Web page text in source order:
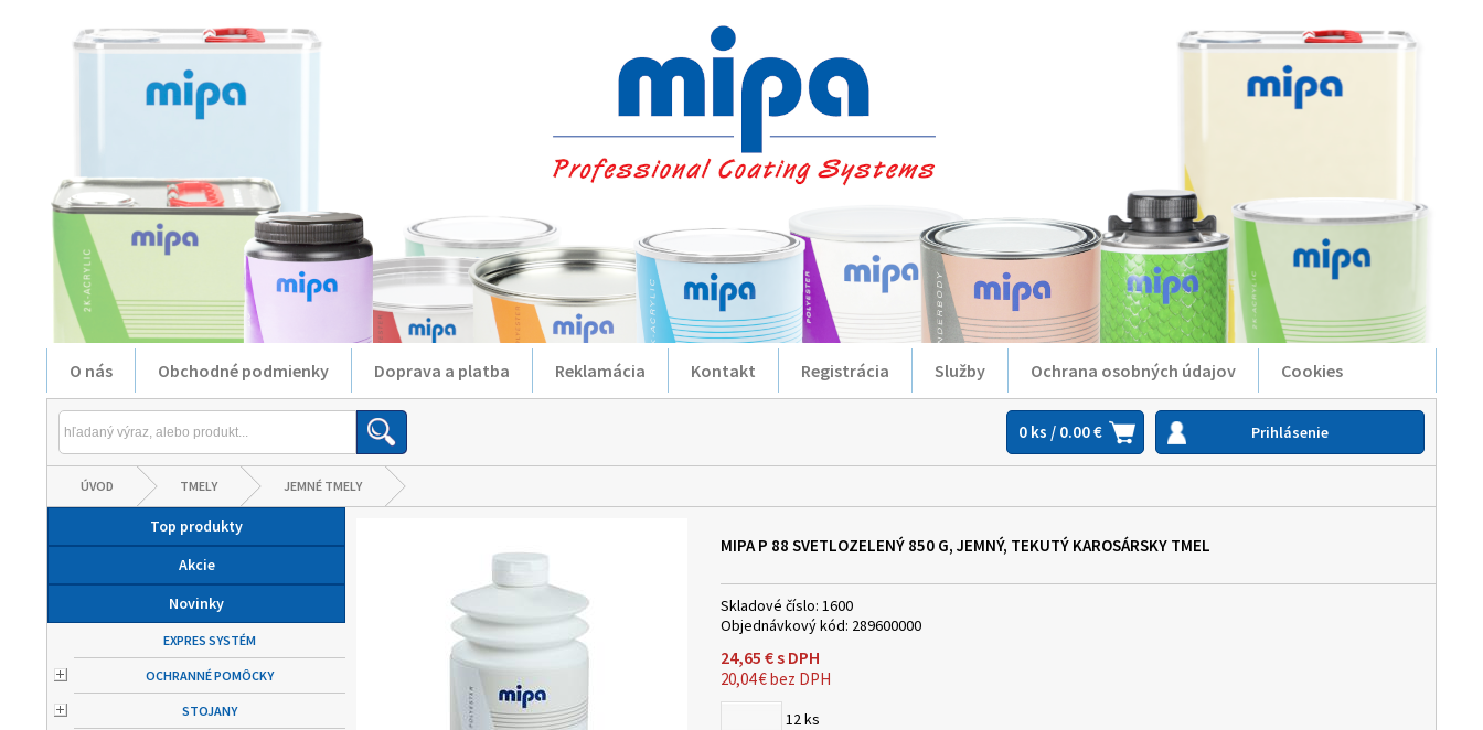
O nás Obchodné podmienky Doprava a platba Reklamácia Kontakt Registrácia Služby Ochrana osobných údajov Cookies
0 ks / 0.00 € Prihlásenie
ÚVOD TMELY JEMNÉ TMELY
Top produkty
Akcie
Novinky
EXPRES SYSTÉM
OCHRANNÉ POMÔCKY
STOJANY
MIPA P 88 SVETLOZELENÝ 850 G, JEMNÝ, TEKUTÝ KAROSÁRSKY TMEL
Skladové číslo: 1600
Objednávkový kód: 289600000
24,65 €s DPH
20,04€bez DPH
12 ks